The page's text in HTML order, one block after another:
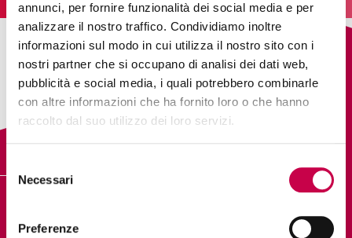
annunci, per fornire funzionalità dei social media e per
analizzare il nostro traffico. Condividiamo inoltre
informazioni sul modo in cui utilizza il nostro sito con i
nostri partner che si occupano di analisi dei dati web,
pubblicità e social media, i quali potrebbero combinarle
con altre informazioni che ha fornito loro o che hanno
raccolto dal suo utilizzo dei loro servizi.
delNecessari
Preferenze
[woocommerce_checkout]